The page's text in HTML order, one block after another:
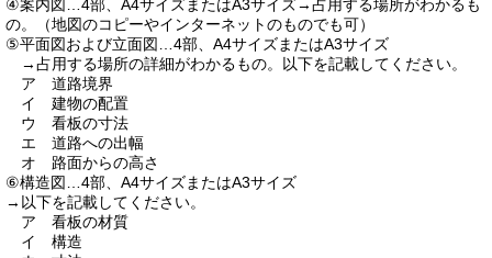
④案内図…4部、A4サイズまたはA3サイズ→占用する場所がわかるも
の。（地図のコピーやインターネットのものでも可）
⑤平面図および立面図…4部、A4サイズまたはA3サイズ
→占用する場所の詳細がわかるもの。以下を記載してください。
ア 道路境界
イ 建物の配置
ウ 看板の寸法
エ 道路への出幅
オ 路面からの高さ
⑥構造図…4部、A4サイズまたはA3サイズ
→以下を記載してください。
ア 看板の材質
イ 構造